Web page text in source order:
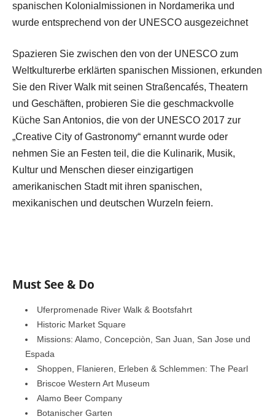
spanischen Kolonialmissionen in Nordamerika und
wurde entsprechend von der UNESCO ausgezeichnet
Spazieren Sie zwischen den von der UNESCO zum
Weltkulturerbe erklärten spanischen Missionen, erkunden
Sie den River Walk mit seinen Straßencafés, Theatern
und Geschäften, probieren Sie die geschmackvolle
Küche San Antonios, die von der UNESCO 2017 zur
„Creative City of Gastronomy“ ernannt wurde oder
nehmen Sie an Festen teil, die die Kulinarik, Musik,
Kultur und Menschen dieser einzigartigen
amerikanischen Stadt mit ihren spanischen,
mexikanischen und deutschen Wurzeln feiern.
Must See & Do
Uferpromenade River Walk & Bootsfahrt
Historic Market Square
Missions: Alamo, Concepciòn, San Juan, San Jose und
Espada
Shoppen, Flanieren, Erleben & Schlemmen: The Pearl
Briscoe Western Art Museum
Alamo Beer Company
Botanischer Garten